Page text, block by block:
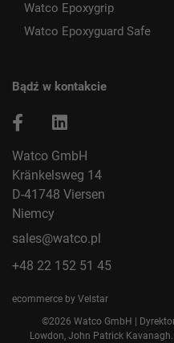
Watco Epoxygrip
Watco Epoxyguard Safe
Bądź w kontakcie
Watco GmbH
Kränkelsweg 14
D-41748 Viersen
Niemcy
sales@watco.pl
+48 22 152 51 45
ecommerce by Velstar
©2026 Watco GmbH |
Lowdon, John Patrick